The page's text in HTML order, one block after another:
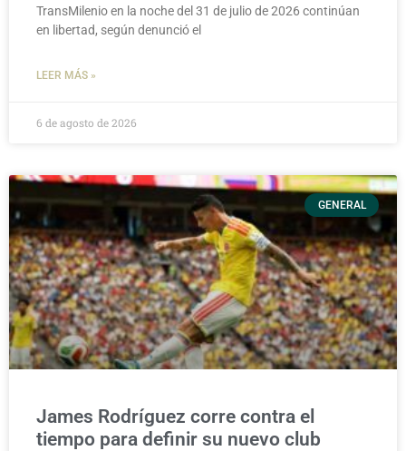
TransMilenio en la noche del 31 de julio de 2026 continúan
en libertad, según denunció el
LEER MÁS »
6 de agosto de 2026
GENERAL
James Rodríguez corre contra el
tiempo para definir su nuevo club